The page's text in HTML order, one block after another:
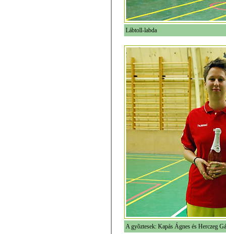
Lábtoll-labda
A gyõztesek: Kapás Ágnes és Herczeg